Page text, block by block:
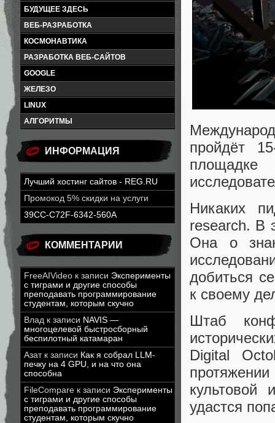
БУДУЩЕЕ ЗДЕСЬ
ВЕБ-РАЗРАБОТКА
КОСМОНАВТИКА
РАЗРАБОТКА ВЕБ-САЙТОВ
GOOGLE
ЖЕЛЕЗО
LINUX
АЛГОРИТМЫ
ИНФОРМАЦИЯ
Лучший хостинг сайтов - REG.RU
Промокод 5% скидки на услуги
39CC-C72F-6342-560A
КОММЕНТАРИИ
FreeAIVideo к записи Эксперименты
с тиграми и другие способы
преподавать программирование
студентам, которым скучно
Влад к записи NAVIS —
многоцелевой быстросборный
беспилотный катамаран
Азатк записи Как я собрал LLM-
печку на 4 GPU, и на что она
способна
FileCompare к записи Эксперименты
с тиграми и другие способы
преподавать программирование
студентам, которым скучно
пройдёт
площадке
Никаких
research. В
Она о
добиться
к своему
Штаб
Digital
культовой
удастся